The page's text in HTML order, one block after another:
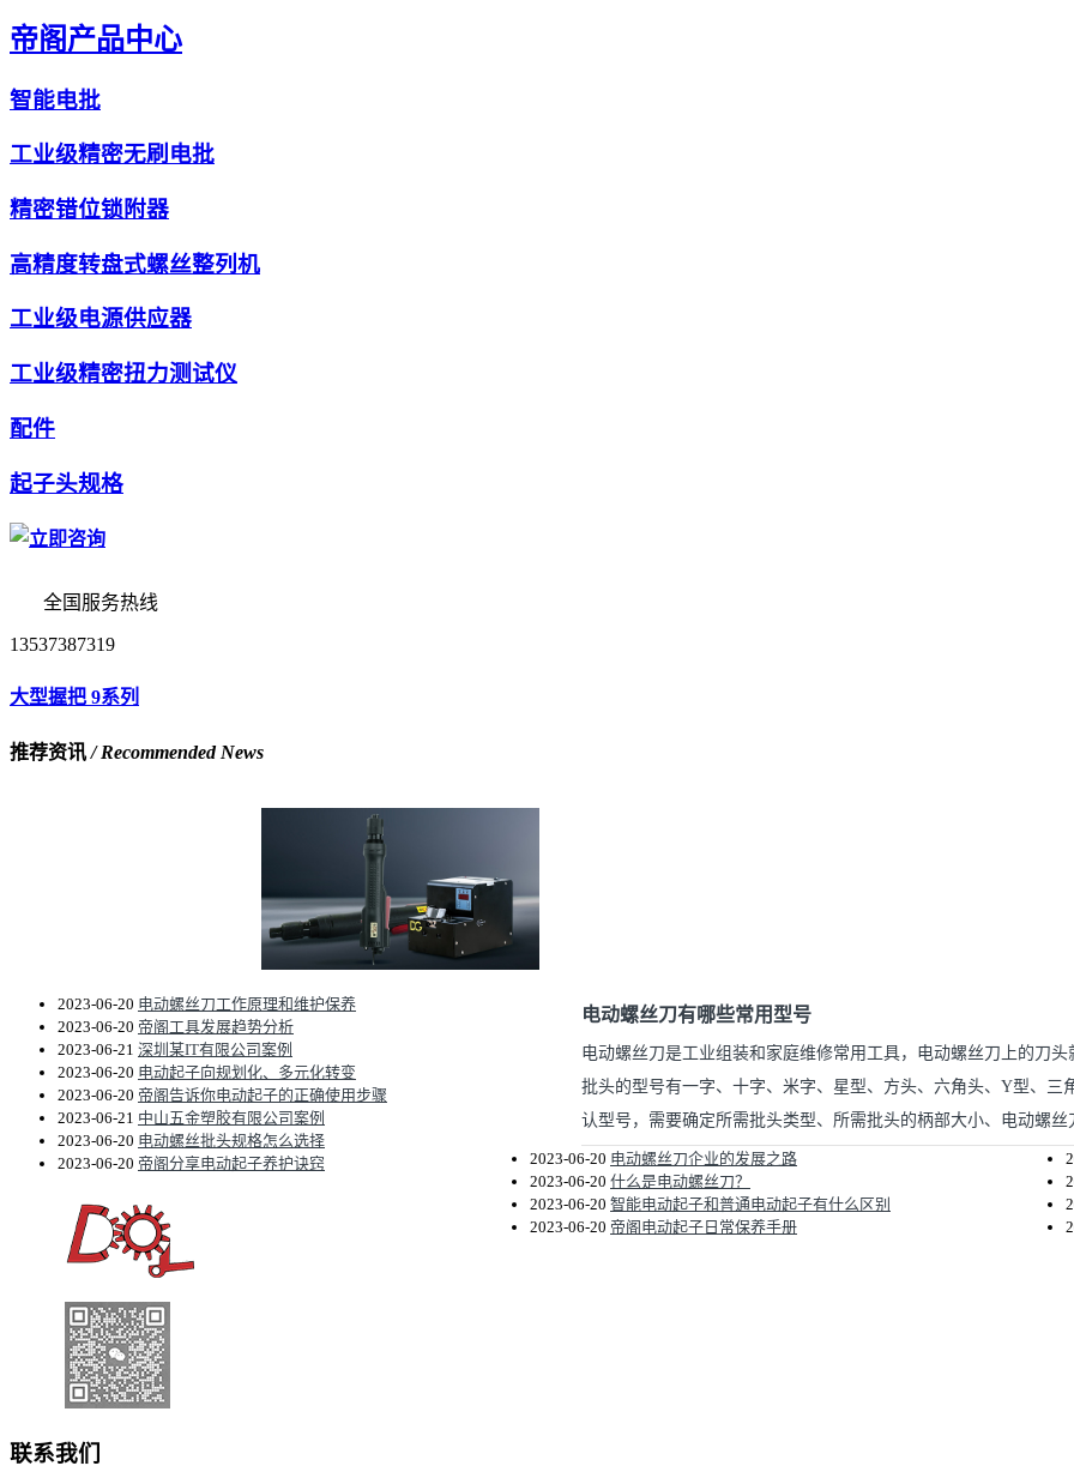
帝阁产品中心
智能电批
工业级精密无刷电批
精密错位锁附器
高精度转盘式螺丝整列机
工业级电源供应器
工业级精密扭力测试仪
配件
起子头规格
全国服务热线
13537387319
大型握把 9系列
推荐资讯/ Recommended News
电动螺丝刀有哪些常用型号
电动螺丝刀是工业组装和家庭维修常用工具，电动螺丝刀上的刀
批头的型号有一字、十字、米字、星型、方头、六角头、Y型、三
认型号，需要确定所需批头类型、所需批头的柄部大小、电动螺丝
2023-06-20 电动螺丝刀工作原理和维护保养
2023-06-20 帝阁工具发展趋势分析
2023-06-20 电动螺丝刀企业的发展之路
2023-06-21 深圳某IT有限公司案例
2023-06-20 电动起子向规划化、多元化转变
2023-06-20 什么是电动螺丝刀？
2023-06-20 帝阁告诉你电动起子的正确使用步骤
2023-06-21 中山五金塑胶有限公司案例
2023-06-20 智能电动起子和普通电动起子有什么区别
2023-06-20 电动螺丝批头规格怎么选择
2023-06-20 帝阁分享电动起子养护诀窍
2023-06-20 帝阁电动起子日常保养手册
联系我们